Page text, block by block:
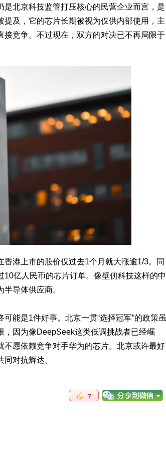
北京科技监管打压核心的民营企业而言，是
及，它的芯片长期被视为仅供内部使用，主
竞争。不过现在，双方的对决已不再局限于
港上市的股价仅过去1个月就大涨逾1/3。同
亿人民币的芯片订单。像壁仞科技这样的中
导体供应商。
能是1件好事。北京一贯“选择冠军”的政策虽
因为像DeepSeek这类低调挑战者已经崛
愿依赖竞争对手华为的芯片。北京或许最好
对抗辉达。
7